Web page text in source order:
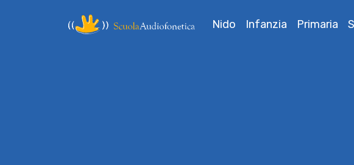
Nido Infanzia Primaria